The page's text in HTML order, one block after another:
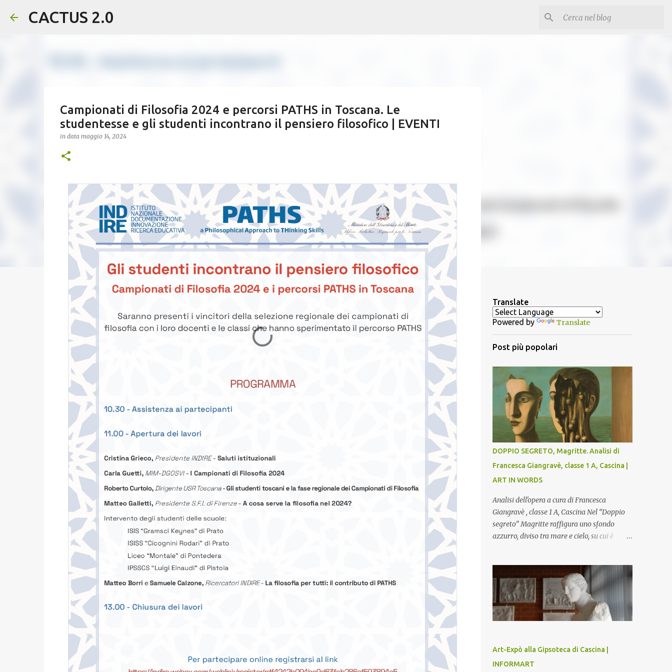
CACTUS 2.0
Campionati di Filosofia 2024 e percorsi PATHS in Toscana. Le
studentesse e gli studenti incontrano il pensiero filosofico | EVENTI
in data maggio 14, 2024
Translate
Powered by Translate
Post più popolari
DOPPIO SEGRETO, Magritte. Analisi di
Francesca Giangravè, classe 1 A, Cascina |
ART IN WORDS
Analisi dell'opera a cura di Francesca
Giangravè , classe 1 A, Cascina Nel “Doppio
segreto” Magritte raffigura uno sfondo
azzurro, diviso tra mare e cielo, su cui è
testa è quasi uno strappo o un taglio, scopre
sulla destra l’interno del corpo: non organi
umani, ma una materia metallica, fatta di
cilindri e sfere, un motivo che Magritte
propone frequentemente nelle sue opere,
minaccioso, come se si trattasse di un
qualcosa di malinconico, sia per il colore che
per la consistenza del materiale. L’enigma
Art-Expò alla Gipsoteca di Cascina |
INFORMART